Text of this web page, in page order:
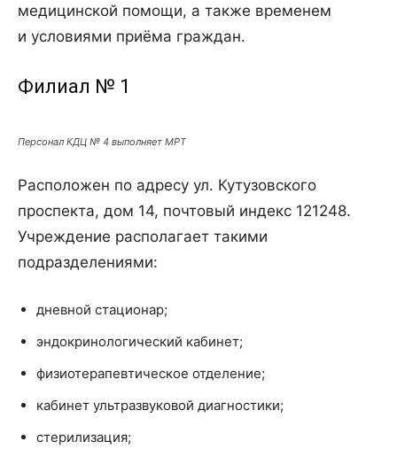
медицинской помощи, а также временем
и условиями приёма граждан.
Филиал № 1
Персонал КДЦ № 4 выполняет МРТ
Расположен по адресу ул. Кутузовского
проспекта, дом 14, почтовый индекс 121248.
Учреждение располагает такими
подразделениями:
дневной стационар;
эндокринологический кабинет;
физиотерапевтическое отделение;
кабинет ультразвуковой диагностики;
стерилизация;